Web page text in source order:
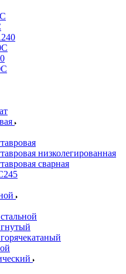
низколегированная
сварная